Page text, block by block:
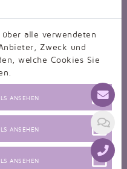
alle verwendeten
Zweck und
welche Cookies Sie
ANSEHEN
ANSEHEN
ANSEHEN